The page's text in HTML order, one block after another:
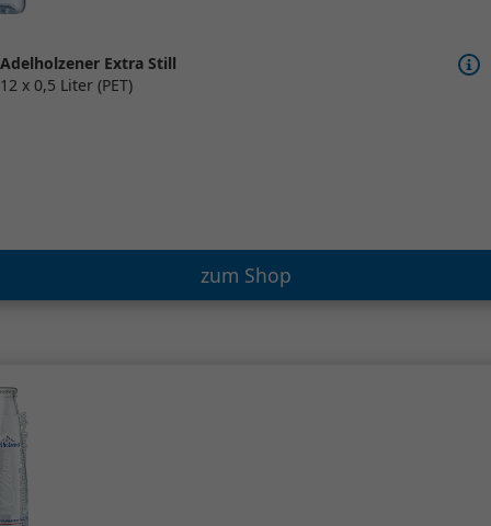
Adelholzener Extra Still
12 x 0,5 Liter (PET)
zum Shop